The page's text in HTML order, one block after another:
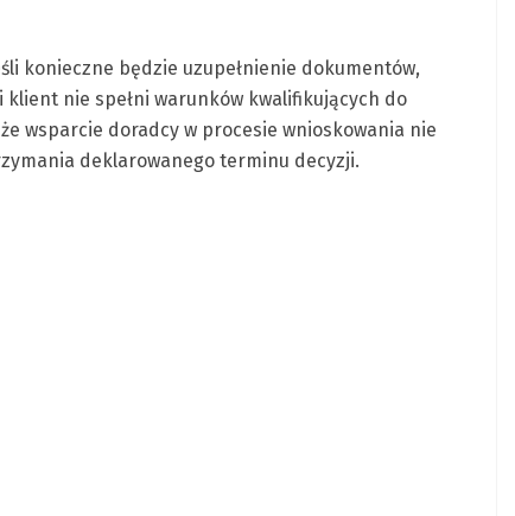
konieczne będzie uzupełnienie dokumentów,
nie spełni warunków kwalifikujących do
wsparcie doradcy w procesie wnioskowania nie
deklarowanego terminu decyzji.